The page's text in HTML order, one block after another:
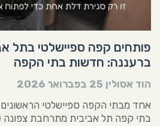
פותחים קפה ספיישלטי בתל
ברעננה: חדשות בתי הקפה
הוד אסולין 25 בפברואר 2026
אחד מבתי הקפה ספיישלטי
בתי קפה תל אביבית מתרחבת צפונה